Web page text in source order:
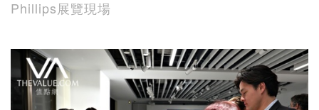
Phillips展覽現場